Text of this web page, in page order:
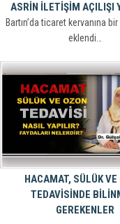
ASRİN İLETİŞİM AÇILIŞI
Bartın’da ticaret kervanına
eklendi…
HACAMAT, SÜLÜK VE
TEDAVİSİNDE
GEREKENLER